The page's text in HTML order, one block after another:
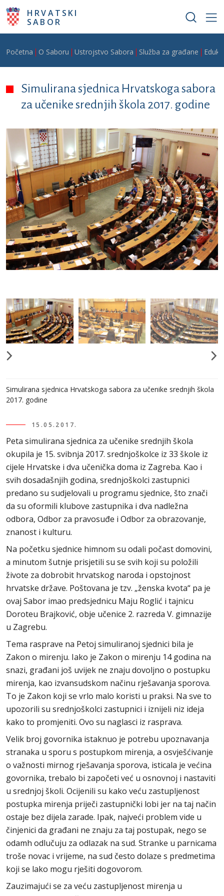
Skoči na glavni sadržaj
HRVATSKI
SABOR
Breadcrumb
Početna O Saboru Ustrojstvo Sabora Služba za građane
Simulirana sjednica Hrvatskoga sabora
za učenike srednjih škola 2017. godine
Simulirana sjednica Hrvatskoga sabora za učenike srednjih škola
2017. godine
15.05.2017.
Peta simulirana sjednica za učenike srednjih škola
okupila je 15. svibnja 2017. srednjoškolce iz 33 škole iz
cijele Hrvatske i dva učenička doma iz Zagreba. Kao i
svih dosadašnjih godina, srednjoškolci zastupnici
predano su sudjelovali u programu sjednice, što znači
da su oformili klubove zastupnika i dva nadležna
odbora, Odbor za pravosuđe i Odbor za obrazovanje,
znanost i kulturu.
Na početku sjednice himnom su odali počast domovini,
a minutom šutnje prisjetili su se svih koji su položili
živote za dobrobit hrvatskog naroda i opstojnost
hrvatske države. Poštovana je tzv. „ženska kvota“ pa je
ovaj Sabor imao predsjednicu Maju Roglić i tajnicu
Doroteu Brajković, obje učenice 2. razreda V. gimnazije
u Zagrebu.
Tema rasprave na Petoj simuliranoj sjednici bila je
Zakon o mirenju. Iako je Zakon o mirenju 14 godina na
snazi, građani još uvijek ne znaju dovoljno o postupku
mirenja, kao izvansudskom načinu rješavanja sporova.
To je Zakon koji se vrlo malo koristi u praksi. Na sve to
upozorili su srednjoškolci zastupnici i iznijeli niz ideja
kako to promjeniti. Ovo su naglasci iz rasprava.
Velik broj govornika istaknuo je potrebu upoznavanja
stranaka u sporu s postupkom mirenja, a osvješćivanje
o važnosti mirnog rješavanja sporova, isticala je većina
govornika, trebalo bi započeti već u osnovnoj i nastaviti
u srednjoj školi. Ocijenili su kako veću zastupljenost
postupka mirenja priječi zastupnički lobi jer na taj način
ostaje bez dijela zarade. Ipak, najveći problem vide u
činjenici da građani ne znaju za taj postupak, nego se
odamh odlučuju za odlazak na sud. Stranke u parnicama
troše novac i vrijeme, na sud često dolaze s predmetima
koji se lako mogu rješiti dogovorom.
Zauzimajući se za veću zastupljenost mirenja u